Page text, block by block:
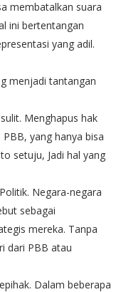
membatalkan suara
ini bertentangan
yang adil.
menjadi tantangan
Menghapus hak
yang hanya bisa
setuju, Jadi hal yang
Negara-negara
sebagai
mereka. Tanpa
dari PBB atau
Dalam beberapa